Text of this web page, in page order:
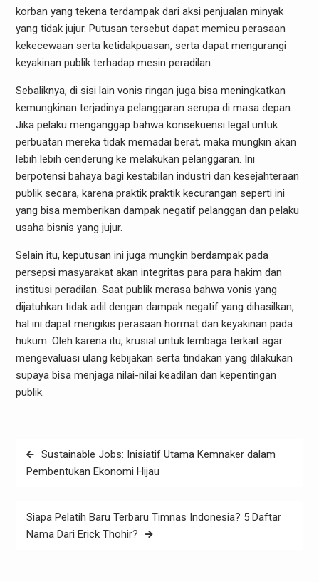
korban yang tekena terdampak dari aksi penjualan minyak
yang tidak jujur. Putusan tersebut dapat memicu perasaan
kekecewaan serta ketidakpuasan, serta dapat mengurangi
keyakinan publik terhadap mesin peradilan.
Sebaliknya, di sisi lain vonis ringan juga bisa meningkatkan
kemungkinan terjadinya pelanggaran serupa di masa depan.
Jika pelaku menganggap bahwa konsekuensi legal untuk
perbuatan mereka tidak memadai berat, maka mungkin akan
lebih lebih cenderung ke melakukan pelanggaran. Ini
berpotensi bahaya bagi kestabilan industri dan kesejahteraan
publik secara, karena praktik praktik kecurangan seperti ini
yang bisa memberikan dampak negatif pelanggan dan pelaku
usaha bisnis yang jujur.
Selain itu, keputusan ini juga mungkin berdampak pada
persepsi masyarakat akan integritas para para hakim dan
institusi peradilan. Saat publik merasa bahwa vonis yang
dijatuhkan tidak adil dengan dampak negatif yang dihasilkan,
hal ini dapat mengikis perasaan hormat dan keyakinan pada
hukum. Oleh karena itu, krusial untuk lembaga terkait agar
mengevaluasi ulang kebijakan serta tindakan yang dilakukan
supaya bisa menjaga nilai-nilai keadilan dan kepentingan
publik.
Post
navigation
Sustainable Jobs: Inisiatif Utama Kemnaker dalam
Pembentukan Ekonomi Hijau
Siapa Pelatih Baru Terbaru Timnas Indonesia? 5 Daftar
Nama Dari Erick Thohir?